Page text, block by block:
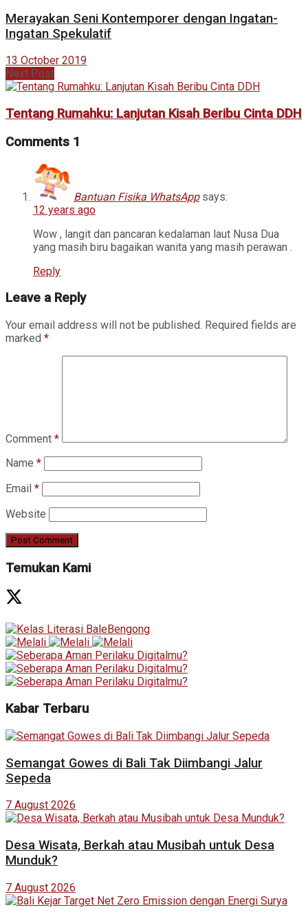
Merayakan Seni Kontemporer dengan Ingatan-
Ingatan Spekulatif
13 October 2019
Next Post
Tentang Rumahku: Lanjutan Kisah Beribu Cinta DDH
Comments 1
Bantuan Fisika WhatsApp says:
12 years ago
Wow , langit dan pancaran kedalaman laut Nusa Dua
yang masih biru bagaikan wanita yang masih perawan .
Reply
Leave a Reply
Your email address will not be published. Required fields are
marked *
Comment *
Name *
Email *
Website
Temukan Kami
Kabar Terbaru
Semangat Gowes di Bali Tak Diimbangi Jalur
Sepeda
7 August 2026
Desa Wisata, Berkah atau Musibah untuk Desa
Munduk?
7 August 2026